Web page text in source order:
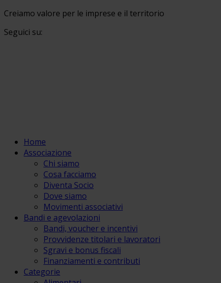
Creiamo valore per le imprese e il territorio
Seguici su:
Home
Associazione
Chi siamo
Cosa facciamo
Diventa Socio
Dove siamo
Movimenti associativi
Bandi e agevolazioni
Bandi, voucher e incentivi
Provvidenze titolari e lavoratori
Sgravi e bonus fiscali
Finanziamenti e contributi
Categorie